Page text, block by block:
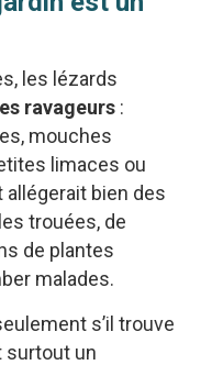
les lézards
ravageurs :
mouches
limaces ou
bien des
trouées, de
de plantes
malades.
s’il trouve
surtout un